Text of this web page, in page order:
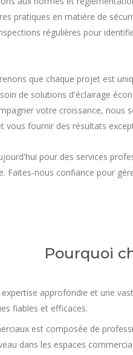
pratiques en matière de
régulières pour
que chaque projet est
de solutions d'éclairage
votre croissance,
vous fournir des résultats
pour des services
Faites-nous confiance pour
Pourquoi
approfondie et une
fiables et efficaces.
est composée de
dans les espaces